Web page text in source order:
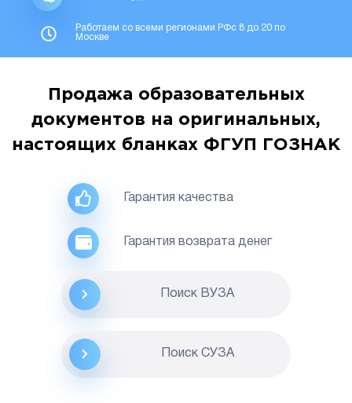
Работаем со всеми регионами РФс 8 до 20 по
Москве
Продажа образовательных
документов на оригинальных,
настоящих бланках ФГУП ГОЗНАК
Гарантия качества
Гарантия возврата денег
Поиск ВУЗА
Поиск CУЗА